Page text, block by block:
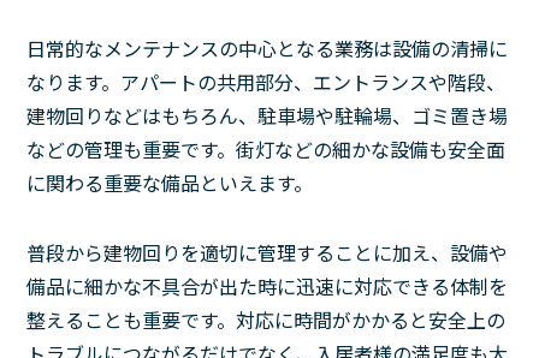
日常的なメンテナンスの中心となる業務は設備の清掃に
なります。アパートの共用部分、エントランスや階段、
建物回りなどはもちろん、駐車場や駐輪場、ゴミ置き場
などの管理も重要です。街灯などの細かな設備も安全面
に関わる重要な備品といえます。
普段から建物回りを適切に管理することに加え、設備や
備品に細かな不具合が出た時に迅速に対応できる体制を
整えることも重要です。対応に時間がかかると安全上の